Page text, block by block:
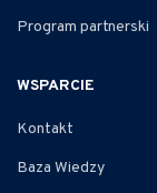
Program partnerski
WSPARCIE
Kontakt
Baza Wiedzy